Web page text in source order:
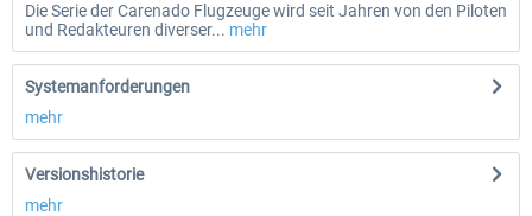
Die Serie der Carenado Flugzeuge wird seit Jahren von den Piloten
und Redakteuren diverser... mehr
Systemanforderungen
mehr
Versionshistorie
mehr